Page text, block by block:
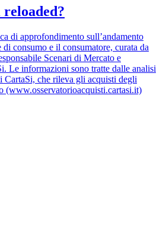
di approfondimento sull’andamento
consumo e il consumatore, curata da
Scenari di Mercato e
Le informazioni sono tratte dalle analisi
CartaSi, che rileva gli acquisti degli
(www.osservatorioacquisti.cartasi.it)